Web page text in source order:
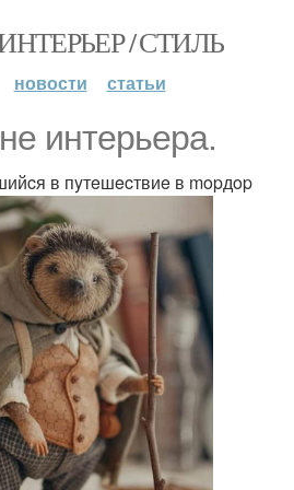
/ СТИЛЬ
новости статьи
интepьepa.
в пyтeшecтвиe в mopдop